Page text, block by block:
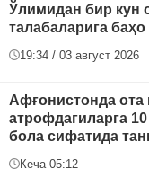
Ўлимидан бир кун
талабаларига баҳо
19:34 / 03 август 2026
Афғонистонда ота
атрофдагиларга
бола сифатида
Кеча 05:12